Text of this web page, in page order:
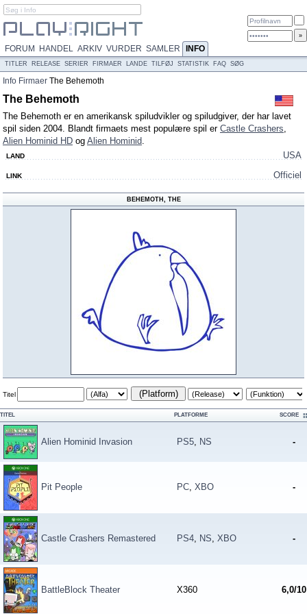
FORUM HANDEL ARKIV VURDER SAMLER INFO
TITLER RELEASE SERIER FIRMAER LANDE TILFØJ STATISTIK FAQ SØG
Info Firmaer The Behemoth
The Behemoth
The Behemoth er en amerikansk spiludvikler og spiludgiver, der har lavet
spil siden 2004. Blandt firmaets mest populære spil er Castle Crashers,
Alien Hominid HD og Alien Hominid.
LAND USA
LINK Officiel
BEHEMOTH, THE
Titel (Platform)
TITEL PLATFORME SCORE
Alien Hominid Invasion PS5, NS -
Pit People PC, XBO -
Castle Crashers Remastered PS4, NS, XBO -
BattleBlock Theater X360 6,0/10